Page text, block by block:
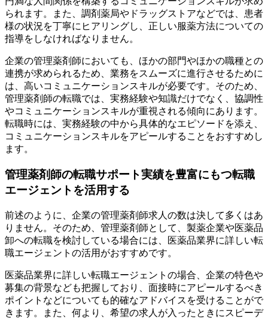
られます。また、調剤薬局やドラッグストアなどでは、患者
様の状況を丁寧にヒアリングし、正しい服薬方法についての
指導をしなければなりません。
企業の管理薬剤師においても、ほかの部門やほかの職種との
連携が求められるため、業務をスムーズに進行させるために
は、高いコミュニケーションスキルが必要です。そのため、
管理薬剤師の転職では、実務経験や知識だけでなく、協調性
やコミュニケーションスキルが重視される傾向にあります。
転職時には、実務経験の中から具体的なエピソードを添え、
コミュニケーションスキルをアピールすることをおすすめし
ます。
管理薬剤師の転職サポート実績を豊富にもつ転職
エージェントを活用する
前述のように、企業の管理薬剤師求人の数は決して多くはあ
りません。そのため、管理薬剤師として、製薬企業や医薬品
卸への転職を検討している場合には、医薬品業界に詳しい転
職エージェントの活用がおすすめです。
医薬品業界に詳しい転職エージェントの場合、企業の特色や
募集の背景なども把握しており、面接時にアピールするべき
ポイントなどについても的確なアドバイスを受けることがで
きます。また、何より、希望の求人が入ったときにスピーデ